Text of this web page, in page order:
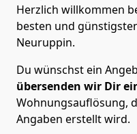
Herzlich willkommen
besten und
Neuruppin.
Du wünschst ein
übersenden wir Dir
Wohnungsauflösung,
Angaben erstellt wird.